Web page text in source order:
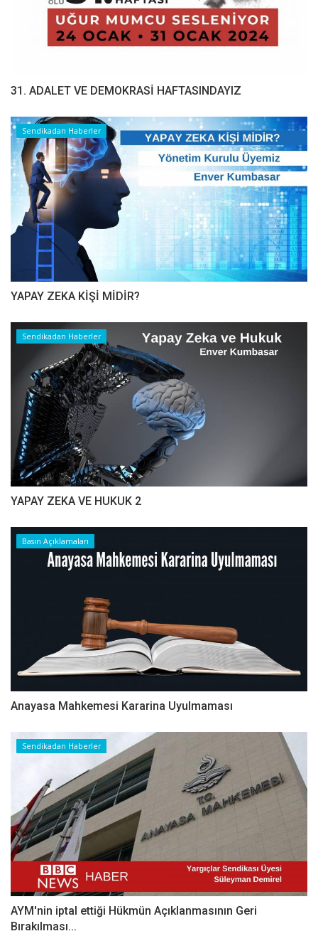
31. ADALET VE DEMOKRASİ HAFTASINDAYIZ
Sendikadan Haberler
YAPAY ZEKA KİŞİ MİDİR?
Sendikadan Haberler
YAPAY ZEKA VE HUKUK 2
Basın Açıklamaları
Anayasa Mahkemesi Kararina Uyulmaması
Sendikadan Haberler
AYM'nin iptal ettiği Hükmün Açıklanmasının Geri
Bırakılması...